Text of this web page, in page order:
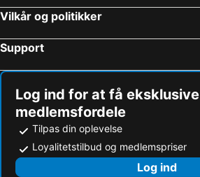
Vilkår og politikker
Support
Log ind for at få eksklusive
medlemsfordele
Tilpas din oplevelse
Loyalitetstilbud og medlemspriser
Log ind